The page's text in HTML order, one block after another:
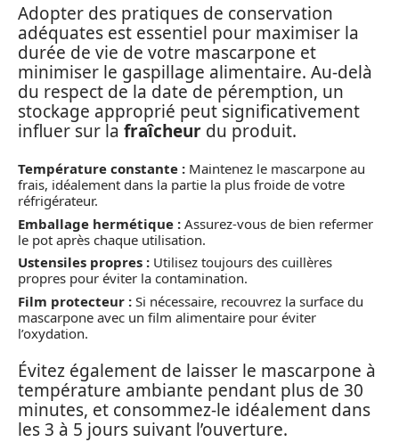
Adopter des pratiques de conservation
adéquates est essentiel pour maximiser la
durée de vie de votre mascarpone et
minimiser le gaspillage alimentaire. Au-delà
du respect de la date de péremption, un
stockage approprié peut significativement
influer sur la fraîcheur du produit.
Température constante : Maintenez le mascarpone au
frais, idéalement dans la partie la plus froide de votre
réfrigérateur.
Emballage hermétique : Assurez-vous de bien refermer
le pot après chaque utilisation.
Ustensiles propres : Utilisez toujours des cuillères
propres pour éviter la contamination.
Film protecteur : Si nécessaire, recouvrez la surface du
mascarpone avec un film alimentaire pour éviter
l’oxydation.
Évitez également de laisser le mascarpone à
température ambiante pendant plus de 30
minutes, et consommez-le idéalement dans
les 3 à 5 jours suivant l’ouverture.